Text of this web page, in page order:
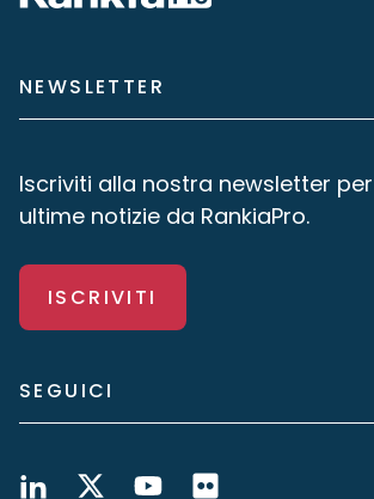
NEWSLETTER
Iscriviti alla nostra newsletter
ultime notizie da RankiaPro.
ISCRIVITI
SEGUICI